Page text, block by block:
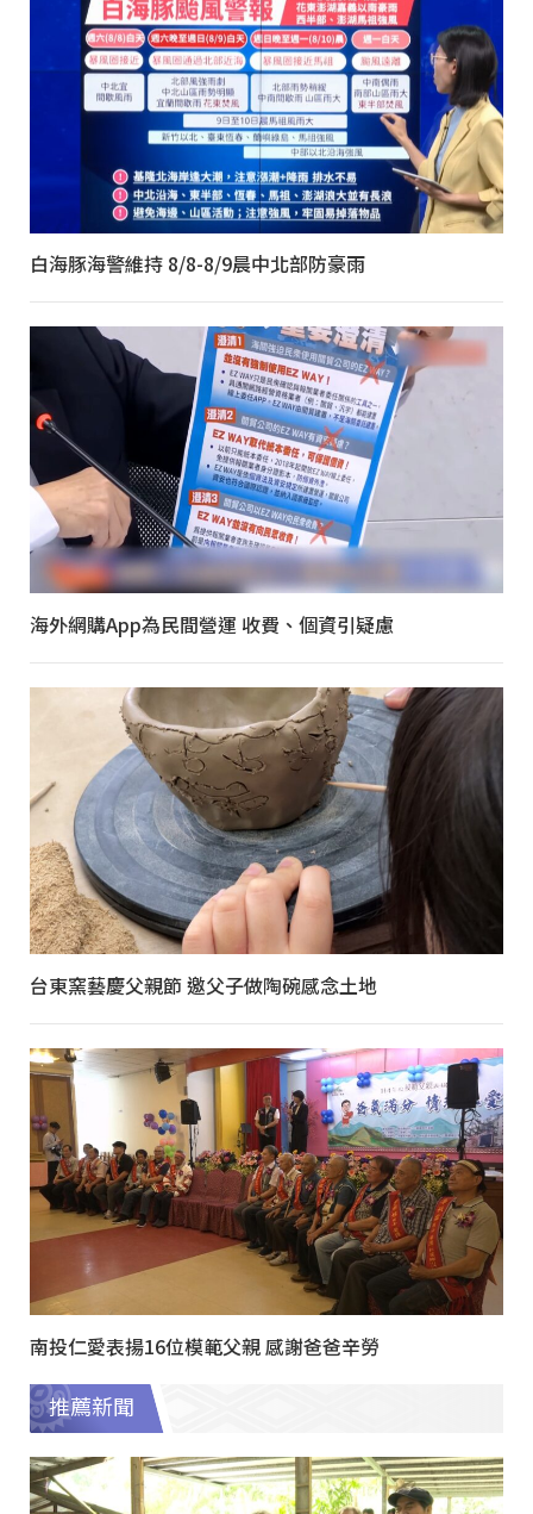
白海豚海警維持 8/8-8/9晨中北部防豪雨
海外網購App為民間營運 收費、個資引疑慮
台東窯藝慶父親節 邀父子做陶碗感念土地
南投仁愛表揚16位模範父親 感謝爸爸辛勞
推薦新聞